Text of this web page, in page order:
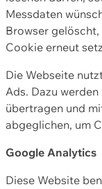
Messdaten
Browser
Cookie erneut
Die Webseite
Ads. Dazu
übertragen und
abgeglichen, um
Google Analytics
Diese Website